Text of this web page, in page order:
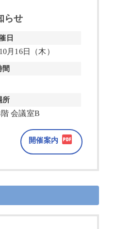
らせ
日
月16日（木）
間
所
会議室B
開催案内